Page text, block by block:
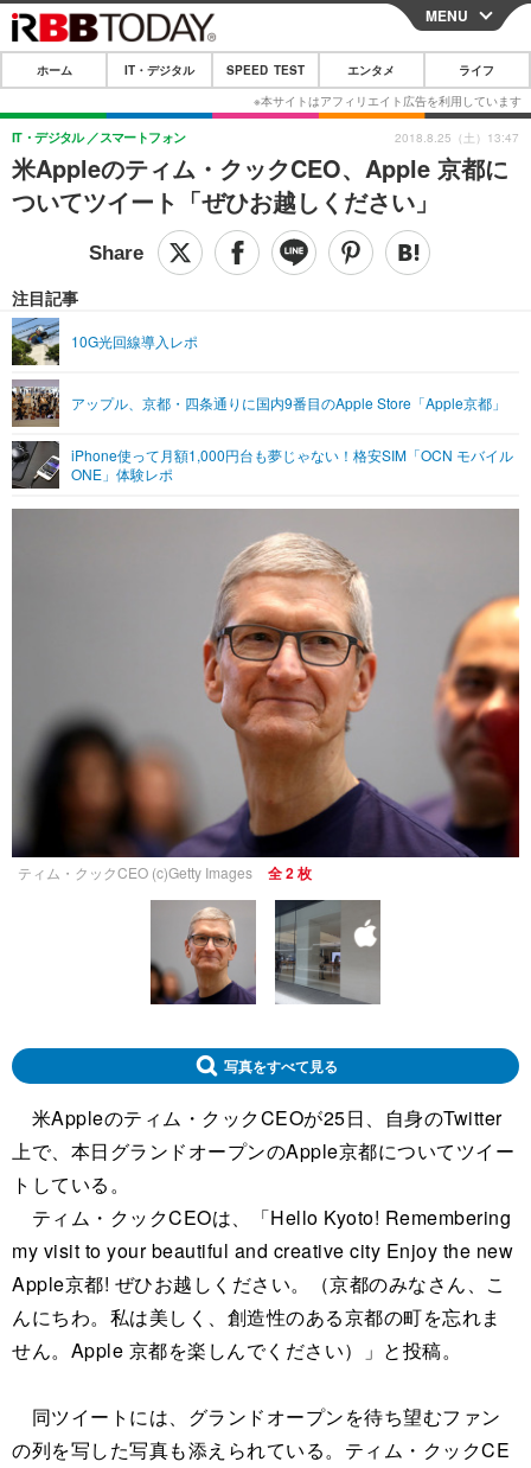
CLOSE
ホーム
IT・デジタル
IT・デジタルTOP スマートフォン
ガジェット・ツール
ショッピング その他
SPEED TEST
エンタメTOP 映画・ドラマ
グラビア
ショッピング その他
ライフTOP
リリース一覧
プッシュ通知の停止方法
MENU
ホーム IT・デジタル SPEED TEST エンタメ ライフ
米Appleのティム・クックCEO、Apple 京都に
ついてツイート「ぜひお越しください」
IT・デジタル スマートフォン
注目記事
10G光回線導入レポ
アップル、京都・四条通りに国内9番目のApple Store「Apple京都」
iPhone使って月額1,000円台も夢じゃない！格安SIM「OCN モバイル
ONE」体験レポ
2018.8.25（土）13:47
ティム・クックCEO (c)Getty Images 全 2 枚
写真をすべて見る
米Appleのティム・クックCEOが25日、自身のTwitter
上で、本日グランドオープンのApple京都についてツイー
トしている。
ティム・クックCEOは、「Hello Kyoto! Remembering
my visit to your beautiful and creative city Enjoy the new
Apple京都! ぜひお越しください。（京都のみなさん、こ
んにちわ。私は美しく、創造性のある京都の町を忘れま
せん。Apple 京都を楽しんでください）」と投稿。
同ツイートには、グランドオープンを待ち望むファン
の列を写した写真も添えられている。ティム・クックCE